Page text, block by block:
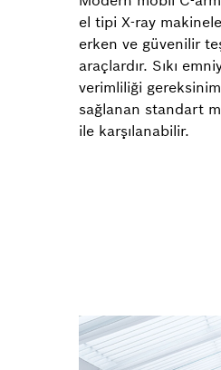
el tipi X-ray
erken ve güvenilir
araçlardır. Sıkı
verimliliği
sağlanan standart
ile karşılanabilir.